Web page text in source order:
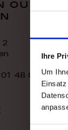
Ihre
Um
outlet
2
48 06